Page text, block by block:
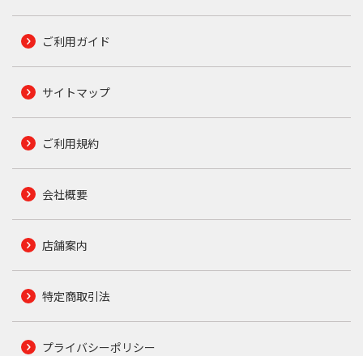
ご利用ガイド
サイトマップ
ご利用規約
会社概要
店舗案内
特定商取引法
プライバシーポリシー